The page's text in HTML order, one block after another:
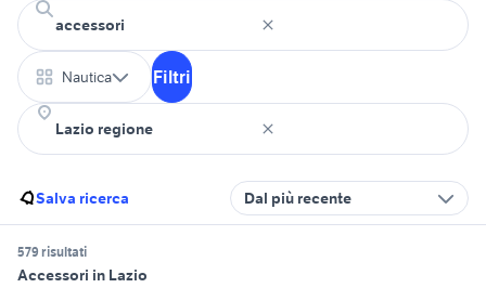
Nautica Filtri
Salva ricerca Dal più recente
579 risultati
Accessori in Lazio